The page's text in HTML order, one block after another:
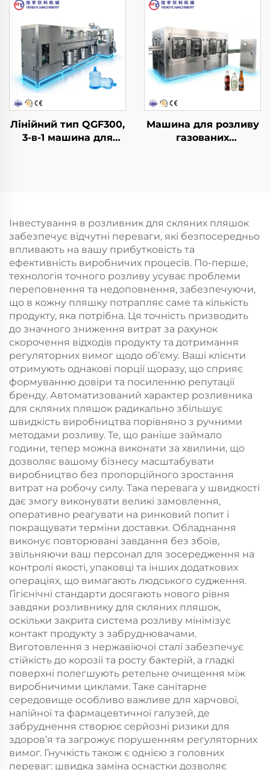
QGF300 (3-в-1)
Лінійний тип QGF300,
3-в-1 машина для
Машина для розливу
газованих
Інвестування в розливник для скляних пляшок
забезпечує відчутні переваги, які безпосередньо
впливають на вашу прибутковість та
ефективність виробничих процесів. По-перше,
технологія точного розливу усуває проблеми
переповнення та недоповнення, забезпечуючи,
що в кожну пляшку потрапляє саме та кількість
продукту, яка потрібна. Ця точність призводить
до значного зниження витрат за рахунок
скорочення відходів продукту та дотримання
регуляторних вимог щодо об’єму. Ваші клієнти
отримують однакові порції щоразу, що сприяє
формуванню довіри та посиленню репутації
бренду. Автоматизований характер розливника
для скляних пляшок радикально збільшує
швидкість виробництва порівняно з ручними
методами розливу. Те, що раніше займало
години, тепер можна виконати за хвилини, що
дозволяє вашому бізнесу масштабувати
виробництво без пропорційного зростання
витрат на робочу силу. Така перевага у швидкості
дає змогу виконувати великі замовлення,
оперативно реагувати на ринковий попит і
покращувати терміни доставки. Обладнання
виконує повторювані завдання без збоїв,
звільняючи ваш персонал для зосередження на
контролі якості, упаковці та інших додаткових
операціях, що вимагають людського судження.
Гігієнічні стандарти досягають нового рівня
завдяки розливнику для скляних пляшок,
оскільки закрита система розливу мінімізує
контакт продукту з забруднювачами.
Виготовлення з нержавіючої сталі забезпечує
стійкість до корозії та росту бактерій, а гладкі
поверхні полегшують ретельне очищення між
виробничими циклами. Таке санітарне
середовище особливо важливе для харчової,
напійної та фармацевтичної галузей, де
забруднення створює серйозні ризики для
здоров’я та загрожує порушенням регуляторних
вимог. Гнучкість також є однією з головних
переваг: швидка заміна оснастки дозволяє